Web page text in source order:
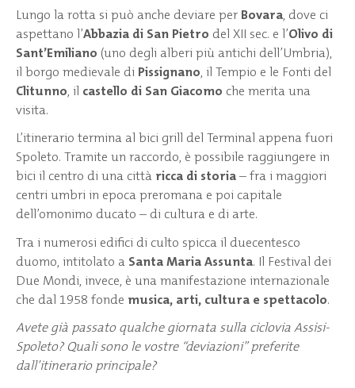
Lungo la rotta si può anche deviare per Bovara, dove ci
aspettano l’Abbazia di San Pietro del XII sec. e l’Olivo di
Sant’Emiliano (uno degli alberi più antichi dell’Umbria),
il borgo medievale di Pissignano, il Tempio e le Fonti del
Clitunno, il castello di San Giacomo che merita una
visita.
L’itinerario termina al bici grill del Terminal appena fuori
Spoleto. Tramite un raccordo, è possibile raggiungere in
bici il centro di una città ricca di storia– fra i maggiori
centri umbri in epoca preromana e poi capitale
dell’omonimo ducato – di cultura e di arte.
Tra i numerosi edifici di culto spicca il duecentesco
duomo, intitolato a Santa Maria Assunta. Il Festival dei
Due Mondi, invece, è una manifestazione internazionale
che dal 1958 fonde musica, arti, cultura e spettacolo.
Avete già passato qualche giornata sulla ciclovia Assisi-
Spoleto? Quali sono le vostre “deviazioni” preferite
dall’itinerario principale?